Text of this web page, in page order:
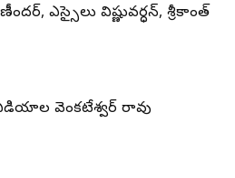
ఎస్సైలు విష్ణువర్ధన్, శ్రీకాంత్
వెంకటేశ్వర్ రావు